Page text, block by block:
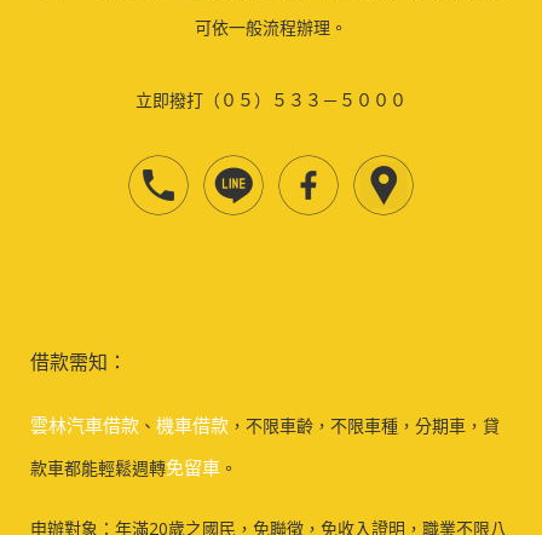
可依一般流程辦理。
立即撥打（０５）５３３－５０００
借款需知：
雲林汽車借款 、 機車借款 ，不限車齡，不限車種，分期車，貸
款車都能輕鬆週轉免留車 。
申辦對象：年滿20歲之國民，免聯徵，免收入證明，職業不限八